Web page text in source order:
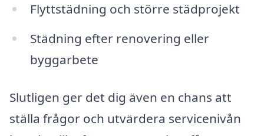
Flyttstädning och större städprojekt
Städning efter renovering eller
byggarbete
Slutligen ger det dig även en chans att
ställa frågor och utvärdera servicenivån